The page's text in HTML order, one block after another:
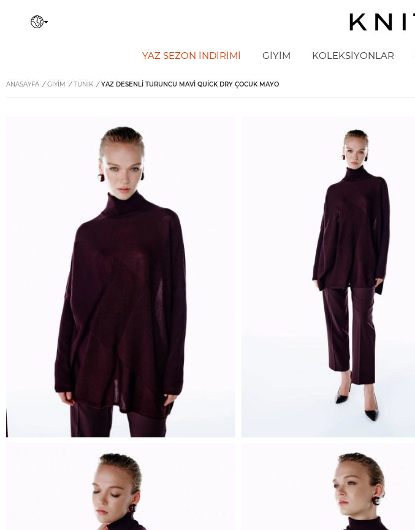
YAZ SEZON İNDIRIMI GİYİM KOLEKSİYONLAR
ANASAYFA / GİYİM / TUNIK / YAZ DESENLI TURUNCU MAVI QUICK DRY ÇOCUK MAYO